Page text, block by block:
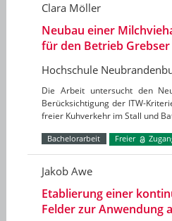
Clara Möller
Neubau einer
für den Betrieb
Hochschule
Die Arbeit untersucht den
Berücksichtigung der ITW-
freier Kuhverkehr im Stall und
Bachelorarbeit Freier
Jakob Awe
Etablierung einer
Felder zur Anwendung